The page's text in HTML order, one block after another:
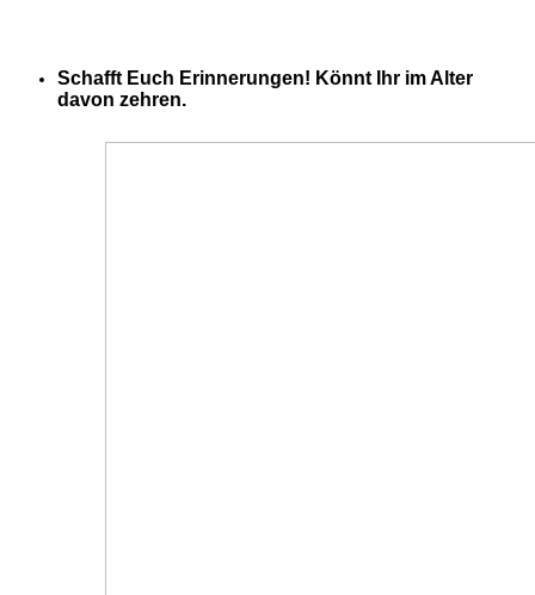
Schafft Euch Erinnerungen! Könnt Ihr im Alter
davon zehren.